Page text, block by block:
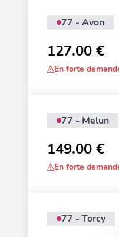
77 - Avon
127.00 €
En forte
77 - Melun
149.00 €
En forte
77 - Torcy